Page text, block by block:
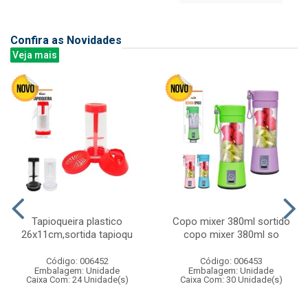
Confira as Novidades
Veja mais
Tapioqueira plastico
26x11cm,sortida tapioqu
Código: 006452
Embalagem: Unidade
Caixa Com: 24 Unidade(s)
Copo mixer 380ml sortido
copo mixer 380ml so
Código: 006453
Embalagem: Unidade
Caixa Com: 30 Unidade(s)